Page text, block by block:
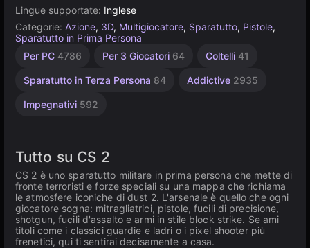
Lingue supportate: Inglese
Categorie: Azione, 3D, Multigiocatore, Sparatutto, Pistole,
Sparatutto in Prima Persona
Per PC 4786 Per 3 Giocatori 64 Coltelli 41
Sparatutto in Terza Persona 84 Addictive 2935
Impegnativi 592
Arena
Combattimento
Desktop
Indie
Alta
3571
Russi
Pixel
436
Soldato
Browser
Unity
3177
Militari/Esercito
Tutto su CS 2
CS 2 è uno sparatutto militare in prima persona che mette di
fronte terroristi e forze speciali su una mappa che richiama
le atmosfere iconiche di dust 2. L'arsenale è quello che ogni
giocatore sogna: mitragliatrici, pistole, fucili di precisione,
shotgun, fucili d'assalto e armi in stile block strike. Se ami
titoli come i classici guardie e ladri o i pixel shooter più
frenetici, qui ti sentirai decisamente a casa.